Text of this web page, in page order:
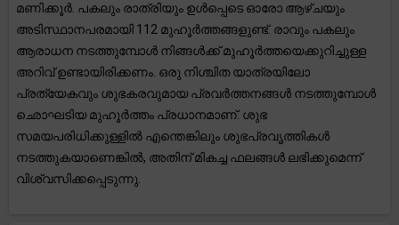
മണിക്കൂർ. പകലും രാത്രിയും ഉൾപ്പെടെ ഓരോ ആഴ്ചയും
അടിസ്ഥാനപരമായി 112 മുഹൂർത്തങ്ങളുണ്ട്. രാവും പകലും
ആരാധന നടത്തുമ്പോൾ നിങ്ങൾക്ക് മുഹൂർത്തയെക്കുറിച്ചുള്ള
അറിവ് ഉണ്ടായിരിക്കണം. ഒരു നിശ്ചിത യാത്രയിലോ
പ്രത്യേകവും ശുഭകരവുമായ പ്രവർത്തനങ്ങൾ നടത്തുമ്പോൾ
ഛൊഘടിയ മുഹൂർത്തം പ്രധാനമാണ്. ശുഭ
സമയപരിധിക്കുള്ളിൽ എന്തെങ്കിലും ശുഭപ്രവൃത്തികൾ
നടത്തുകയാണെങ്കിൽ, അതിന് മികച്ച ഫലങ്ങൾ ലഭിക്കുമെന്ന്
വിശ്വസിക്കപ്പെടുന്നു.